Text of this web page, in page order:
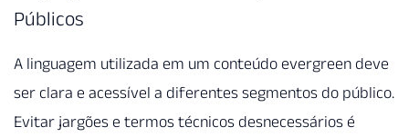
Públicos
A linguagem utilizada em um conteúdo evergreen deve
ser clara e acessível a diferentes segmentos do público.
Evitar jargões e termos técnicos desnecessários é